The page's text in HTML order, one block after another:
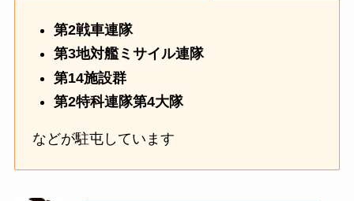
第2戦車連隊
第3地対艦ミサイル連隊
第14施設群
第2特科連隊第4大隊
などが駐屯しています